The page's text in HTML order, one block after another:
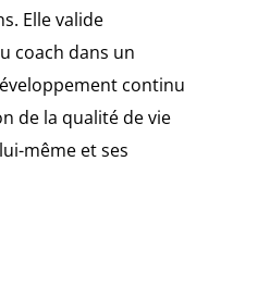
Elle valide
coach dans un
continu
de la qualité de vie
même et ses